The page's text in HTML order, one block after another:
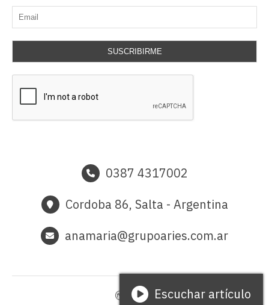
SUSCRIBIRME
0387 4317002
Cordoba 86, Salta - Argentina
anamaria@grupoaries.com.ar
Escuchar artículo